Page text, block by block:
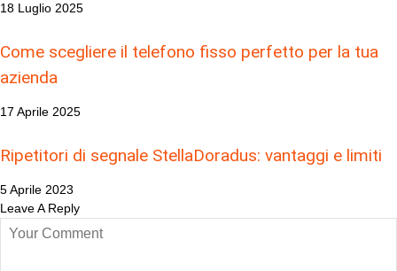
18 Luglio 2025
Come scegliere il telefono fisso perfetto per la tua
azienda
17 Aprile 2025
Ripetitori di segnale StellaDoradus: vantaggi e limiti
5 Aprile 2023
Leave A Reply